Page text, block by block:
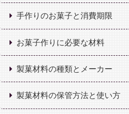
手作りのお菓子と消費期限
お菓子作りに必要な材料
製菓材料の種類とメーカー
製菓材料の保管方法と使い方